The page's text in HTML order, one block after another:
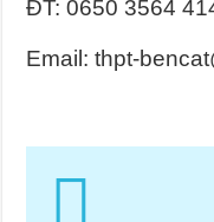
ĐT: 0650 3564
Email: thpt-